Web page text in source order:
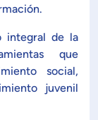
integral de la
que
social,
juvenil